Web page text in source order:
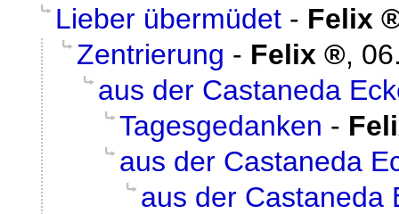
Lieber übermüdet - Felix
Zentrierung - Felix ,
aus der Castaneda
Tagesgedanken -
aus der Castaneda
aus der Castaneda